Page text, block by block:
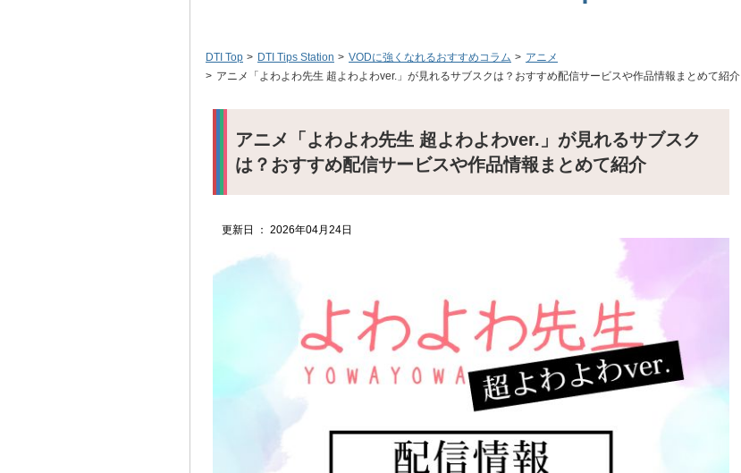
DTI Top DTI Tips Station VODに強くなれるおすすめコラム
アニメ
アニメ「よわよわ先生 超よわよわver.」が見れるサブスクは？おすすめ配信サービスや作品情報まとめて紹介
アニメ「よわよわ先生 超よわよわver.」が見れるサブスク
は？おすすめ配信サービスや作品情報まとめて紹介
更新日 ： 2026年04月24日